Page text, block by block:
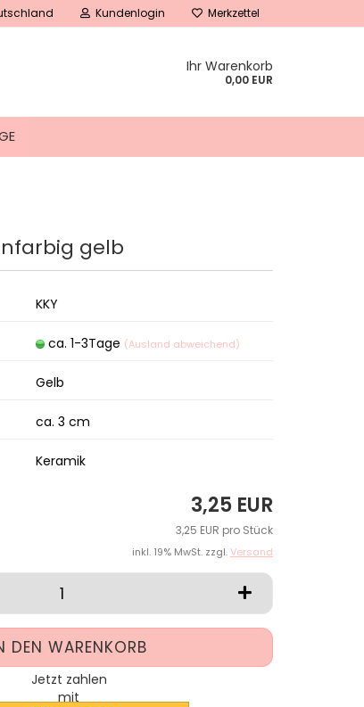
Kundenlogin Merkzettel
Ihr Warenkorb
0,00 EUR
gelb
KKY
ca. 1-3Tage (Ausland abweichend)
Gelb
ca. 3 cm
Keramik
3,25 EUR
3,25 EUR pro Stück
inkl. 19% MwSt. zzgl.Versand
Jetzt zahlen
mit